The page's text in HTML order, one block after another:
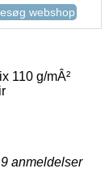
webshop
110 g/mÂ²
anmeldelser